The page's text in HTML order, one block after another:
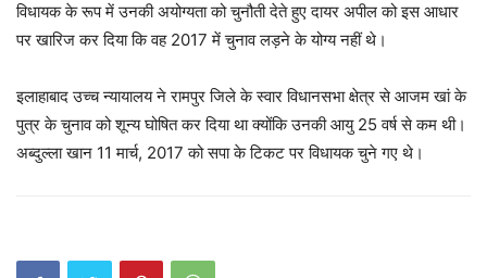
विधायक के रूप में उनकी अयोग्यता को चुनौती देते हुए दायर अपील को इस आधार
पर खारिज कर दिया कि वह 2017 में चुनाव लड़ने के योग्य नहीं थे।
इलाहाबाद उच्च न्यायालय ने रामपुर जिले के स्वार विधानसभा क्षेत्र से आजम खां के
पुत्र के चुनाव को शून्य घोषित कर दिया था क्योंकि उनकी आयु 25 वर्ष से कम थी।
अब्दुल्ला खान 11 मार्च, 2017 को सपा के टिकट पर विधायक चुने गए थे।